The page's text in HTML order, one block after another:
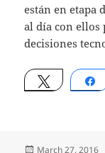
están en etapa
al día con ellos
decisiones
Tweet
Posted
March 27, 2016